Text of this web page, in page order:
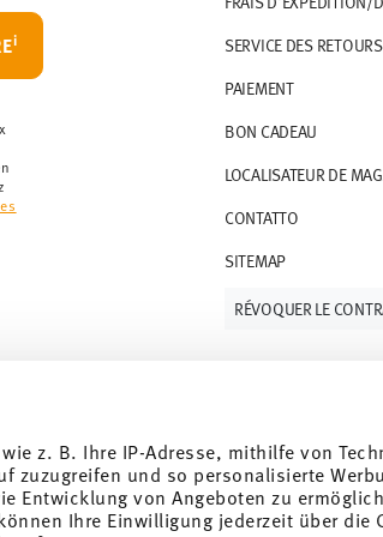
z. B. Ihre IP-Adresse, mithilfe von
zuzugreifen und so personalisierte
Entwicklung von Angeboten zu
Ihre Einwilligung jederzeit über die
Pour toute commande
stock. Vous pouvez consulter
i
SERVICE DES RETOURS
PAIEMENT
BON CADEAU
LOCALISATEUR DE
CONTATTO
SITEMAP
RÉVOQUER LE